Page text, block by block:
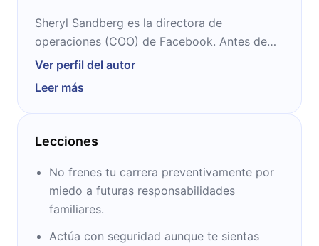
Sheryl Sandberg es la directora de
operaciones (COO) de Facebook. Antes de
trabajar en Facebook, era vicepresidente de
también pasó por el tesoro americano donde
ella era jefe de gabinete. Sharyl vive en el
norte de California con sus hijos y ya fue
influyentes del mundo por la revista Time y la
10ª mujer más poderosa del mundo por
Forbes.
Ver perfil del autor
Leer más
Lecciones
No frenes tu carrera preventivamente por
miedo a futuras responsabilidades
familiares.
Actúa con seguridad aunque te sientas